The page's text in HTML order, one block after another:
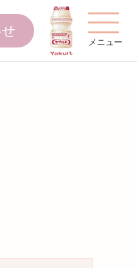
メニュー